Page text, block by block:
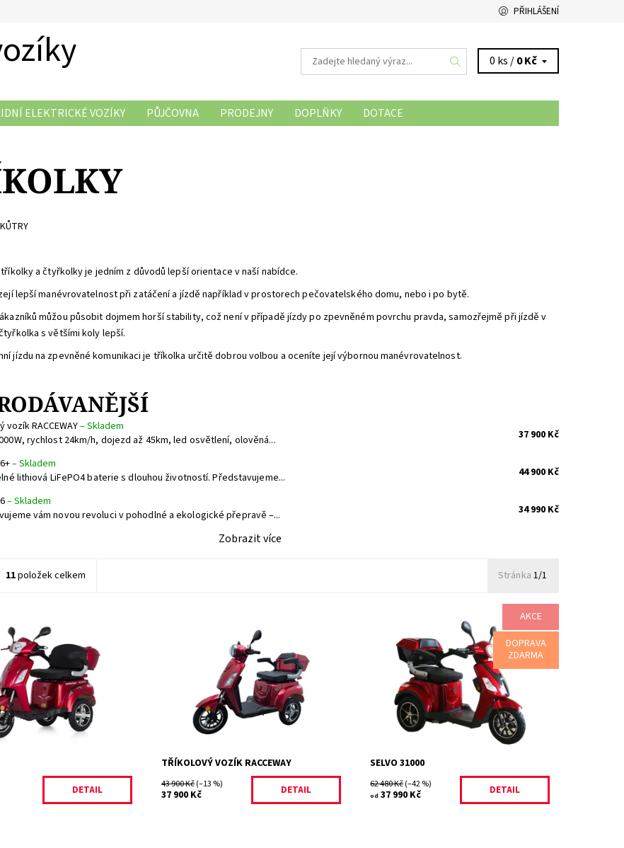
PŘIHLÁŠENÍ
0 ks /0 Kč
ELEKTRICKÉ VOZÍKY PŮJČOVNA PRODEJNY DOPLŇKY
DOTACE
a čtyřkolky je jedním z důvodů lepší orientace v naší nabídce.
lepší manévrovatelnost při zatáčení a jízdě například v prostorech pečovatelského domu, nebo i po bytě.
můžou působit dojmem horší stability, což není v případě jízdy po zpevněném povrchu pravda, samozřejmě při jízdě v
s většími koly lepší.
jízdu na zpevněné komunikaci je tříkolka určitě dobrou volbou a oceníte její výbornou manévrovatelnost.
vozík RACCEWAY–Skladem
rychlost 24km/h, dojezd až 45km, led osvětlení, olověná...
37 900 Kč
–Skladem
lithiová LiFePO4 baterie s dlouhou životností. Představujeme...
44 900 Kč
–Skladem
vám novou revoluci v pohodlné a ekologické přepravě –...
34 990 Kč
Zobrazit více
11položek celkem Stránka 1/1
vám novou revoluci v
ekologické přepravě –
tříkolku De Luxe 6, přímého
modelu De Luxe 5.
Skladem
326/CER
Electro Power
DETAIL
motor 1000W, rychlost 24km/h, dojezd až
45km, led osvětlení, olověná baterie,
bezpečnostní sedačka, nosnost 150kg
Skladem
332/CER
TŘÍKOLOVÝ VOZÍK RACCEWAY
43 900 Kč(–13 %)
37 900 Kč DETAIL
AKCE
DOPRAVA
ZDARMA
Tříkolové elektrické skútry SELVO
31000 jsou dopravními prostředky 21
století. V minulosti používané hlučné a
nákladné mopedy nyní střídají...
Dostupnost:
Skladem
248/ZAK
Značka:
Selvo
Záruka:
2 roky
SELVO 31000
62 480 Kč(–42 %)
od 37 990 Kč DETAIL